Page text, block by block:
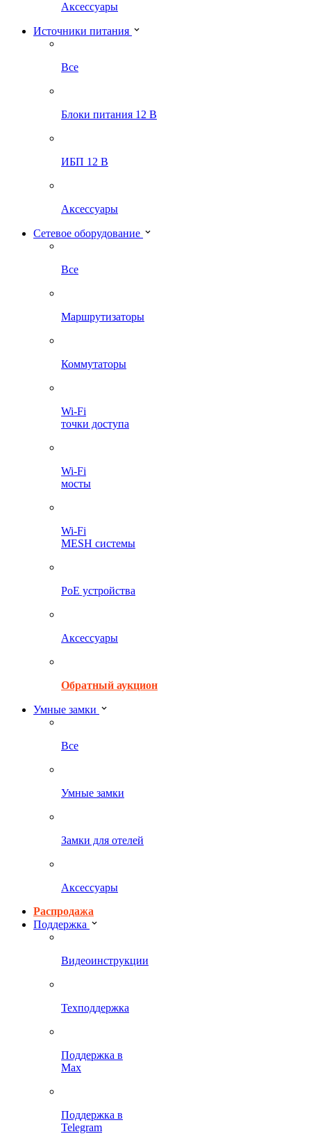
Аксессуары
Источники питания
Все
Блоки питания 12 В
ИБП 12 В
Аксессуары
Сетевое оборудование
Все
Маршрутизаторы
Коммутаторы
Wi-Fi
точки доступа
Wi-Fi
мосты
Wi-Fi
MESH системы
PoE устройства
Аксессуары
Обратный аукцион
Умные замки
Все
Умные замки
Замки для отелей
Аксессуары
Распродажа
Поддержка
Видеоинструкции
Техподдержка
Поддержка в
Max
Поддержка в
Telegram